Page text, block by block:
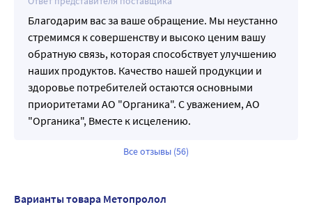
Благодарим вас за ваше обращение. Мы неустанно
стремимся к совершенству и высоко ценим вашу
обратную связь, которая способствует улучшению
наших продуктов. Качество нашей продукции и
здоровье потребителей остаются основными
приоритетами АО "Органика". С уважением, АО
"Органика", Вместе к исцелению.
Все отзывы (56)
Варианты товара Метопролол